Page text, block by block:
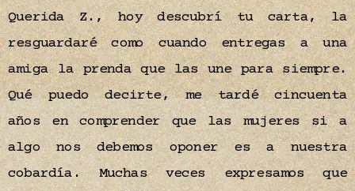
Querida Z., hoy descubrí tu carta, la
resguardaré como cuando entregas a una
amiga la prenda que las une para siempre.
Qué puedo decirte, me tardé cincuenta
años en comprender que las mujeres si a
algo nos debemos oponer es a nuestra
cobardía. Muchas veces expresamos que